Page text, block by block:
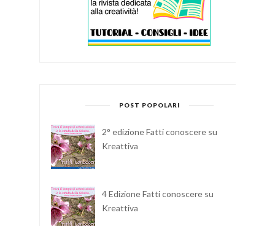
POST POPOLARI
2° edizione Fatti conoscere su
Kreattiva
4 Edizione Fatti conoscere su
Kreattiva